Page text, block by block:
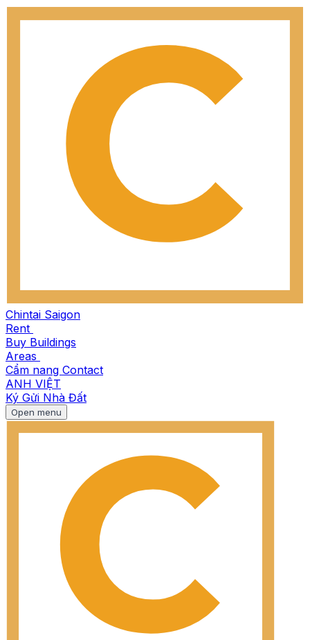
Chintai Saigon
Rent
Buy Buildings
Areas
Cẩm nang Contact
ANH VIỆT
Ký Gửi Nhà Đất
Open menu